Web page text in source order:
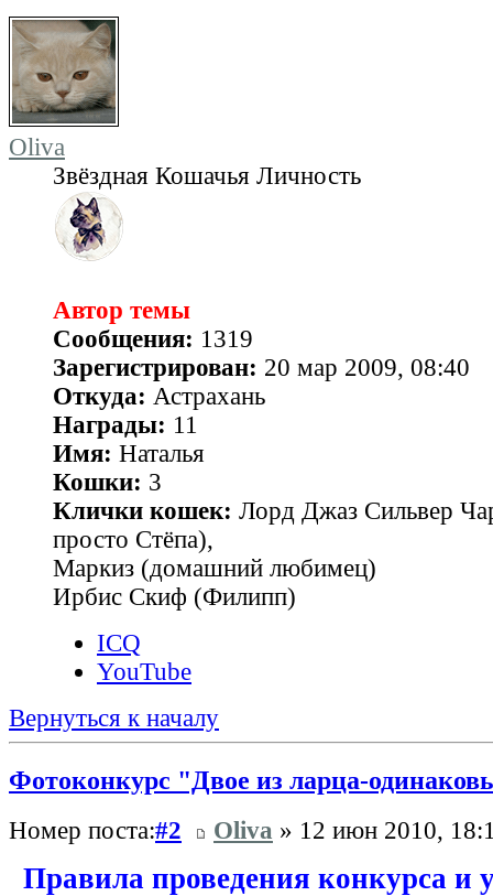
Oliva
Звёздная Кошачья Личность
Автор темы
Сообщения: 1319
Зарегистрирован: 20 мар 2009, 08:40
Откуда: Астрахань
Награды: 11
Имя: Наталья
Кошки: 3
Клички кошек: Лорд Джаз Сильвер
просто Стёпа),
Маркиз (домашний любимец)
Ирбис Скиф (Филипп)
ICQ
YouTube
Вернуться к началу
Фотоконкурс "Двое из ларца-
Номер поста:#2 Oliva » 12 июн 2010,
Правила проведения конкурса и